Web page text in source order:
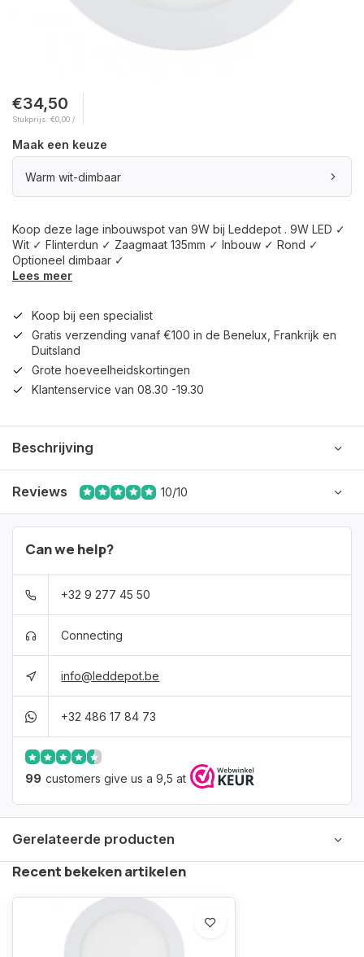
€34,50
Stukprijs: €0,00 /
Maak een keuze
Warm wit-dimbaar
Koop deze lage inbouwspot van 9W bij Leddepot . 9W LED ✓
Wit ✓ Flinterdun ✓ Zaagmaat 135mm ✓ Inbouw ✓ Rond ✓
Optioneel dimbaar ✓
Lees meer
Koop bij een specialist
Gratis verzending vanaf €100 in de Benelux, Frankrijk en
Duitsland
Grote hoeveelheidskortingen
Klantenservice van 08.30 -19.30
Beschrijving
Reviews 10/10
Can we help?
+32 9 277 45 50
Connecting
info@leddepot.be
+32 486 17 84 73
99 customers give us a 9,5 at
Gerelateerde producten
Recent bekeken artikelen